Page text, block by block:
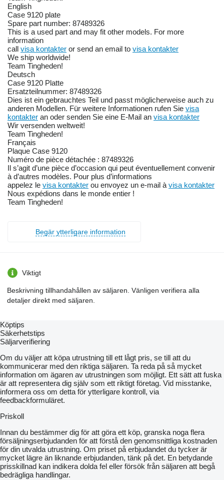
English
Case 9120 plate
Spare part number: 87489326
This is a used part and may fit other models. For more
information
call visa kontakter or send an email to visa kontakter
We ship worldwide!
Team Tingheden!
Deutsch
Case 9120 Platte
Ersatzteilnummer: 87489326
Dies ist ein gebrauchtes Teil und passt möglicherweise auch zu
anderen Modellen. Für weitere Informationen rufen Sie visa
kontakter an oder senden Sie eine E-Mail an visa kontakter
Wir versenden weltweit!
Team Tingheden!
Français
Plaque Case 9120
Numéro de pièce détachée : 87489326
Il s’agit d’une pièce d’occasion qui peut éventuellement convenir
à d’autres modèles. Pour plus d’informations
appelez le visa kontakter ou envoyez un e-mail à visa kontakter
Nous expédions dans le monde entier !
Team Tingheden!
Begär ytterligare information
Viktigt
Beskrivning tillhandahållen av säljaren. Vänligen verifiera alla
detaljer direkt med säljaren.
Köptips
Säkerhetstips
Säljarverifiering
Om du väljer att köpa utrustning till ett lågt pris, se till att du
kommunicerar med den riktiga säljaren. Ta reda på så mycket
information om ägaren av utrustningen som möjligt. Ett sätt att fuska
är att representera dig själv som ett riktigt företag. Vid misstanke,
informera oss om detta för ytterligare kontroll, via
feedbackformuläret.
Priskoll
Innan du bestämmer dig för att göra ett köp, granska noga flera
försäljningserbjudanden för att förstå den genomsnittliga kostnaden
för din utvalda utrustning. Om priset på erbjudandet du tycker är
mycket lägre än liknande erbjudanden, tänk på det. En betydande
prisskillnad kan indikera dolda fel eller försök från säljaren att begå
bedrägliga handlingar.